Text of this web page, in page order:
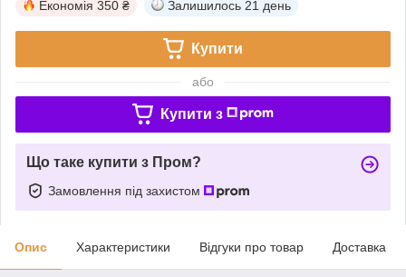
Економія 350 ₴ Залишилось 21 день
Купити
або
Купити з
Що таке купити з Пром?
Замовлення під захистом
Опис Характеристики Відгуки про товар Доставка